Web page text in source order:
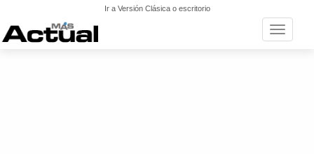
Ir a Versión Clásica o escritorio
Toggle